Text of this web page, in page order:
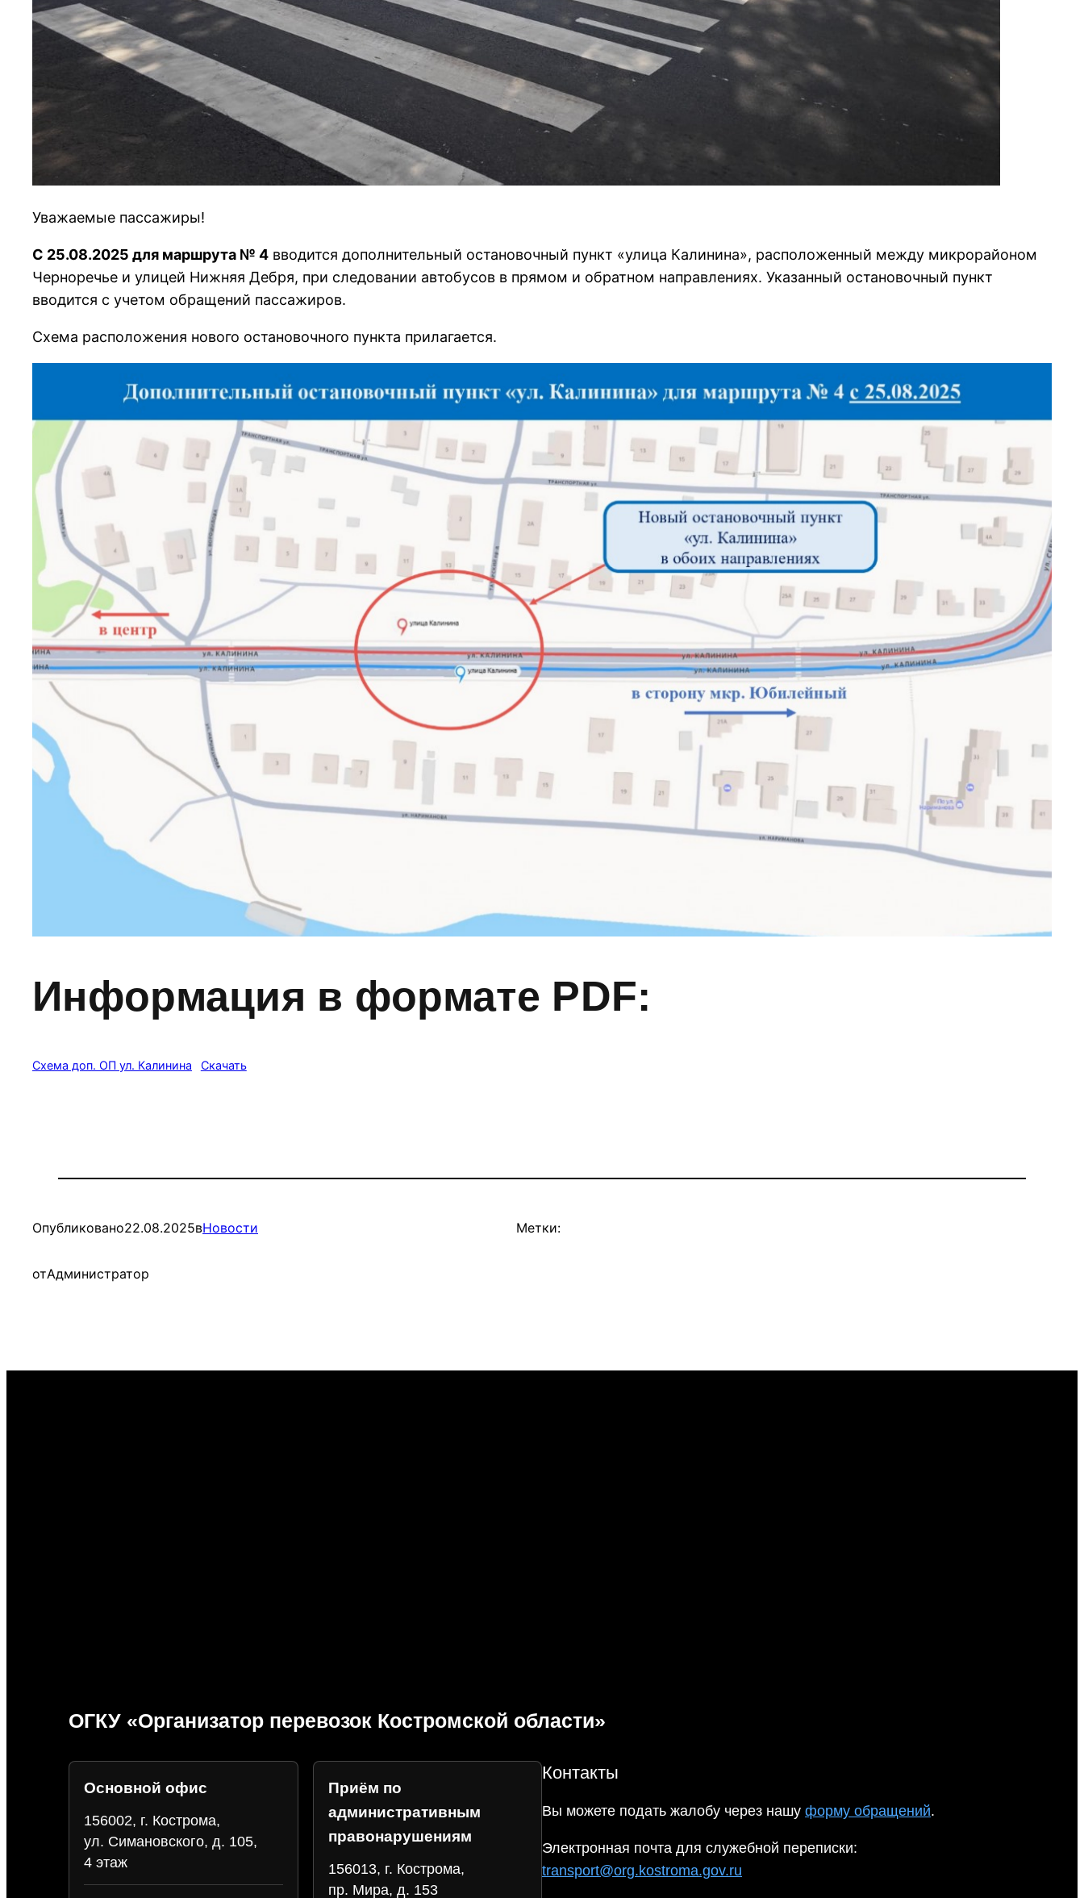
Уважаемые пассажиры!
С 25.08.2025 для маршрута № 4 вводится дополнительный остановочный пункт «улица Калинина», расположенный между микрорайоном
Черноречье и улицей Нижняя Дебря, при следовании автобусов в прямом и обратном направлениях. Указанный остановочный пункт
вводится с учетом обращений пассажиров.
Схема расположения нового остановочного пункта прилагается.
Новый остановочный пункт
Информация в формате PDF:
Схема доп. ОП ул. Калинина Скачать
Опубликовано22.08.2025вНовости
отАдминистратор
Метки:
ОГКУ «Организатор перевозок Костромской области»
Основной офис
156002, г. Кострома,
ул. Симановского, д. 105,
4 этаж
Приём по
административным
правонарушениям
156013, г. Кострома,
пр. Мира, д. 153
Контакты
Вы можете подать жалобу через нашу форму обращений.
Электронная почта для служебной переписки:
transport@org.kostroma.gov.ru